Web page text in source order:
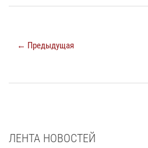
← Предыдущая
ЛЕНТА НОВОСТЕЙ